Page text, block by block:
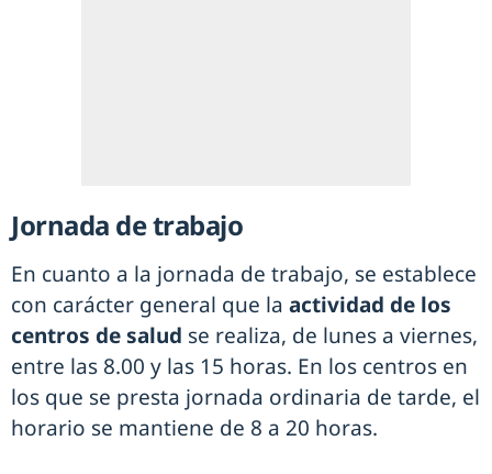
Jornada de trabajo
En cuanto a la jornada de trabajo, se establece
con carácter general que la actividad de los
centros de salud se realiza, de lunes a viernes,
entre las 8.00 y las 15 horas. En los centros en
los que se presta jornada ordinaria de tarde, el
horario se mantiene de 8 a 20 horas.